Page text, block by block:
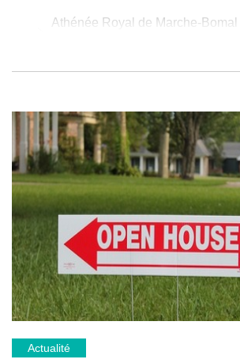
Athénée Royal de Marche-Bomal
Athénée Royal Vielsalm-
Athénée Royal Princesse
vendredi26 juin 16h à 20h
Pour plus d'informations sur les
ce CEFA et les coordonnées de ses
implantations, rendez-vous sur leur
Actualité